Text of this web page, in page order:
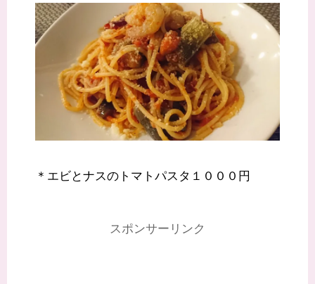
＊エビとナスのトマトパスタ１０００円
スポンサーリンク